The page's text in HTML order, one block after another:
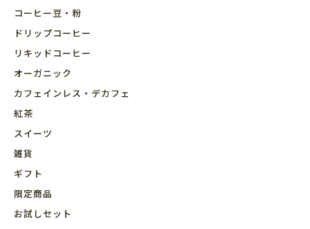
コーヒー豆・粉
ドリップコーヒー
リキッドコーヒー
オーガニック
カフェインレス・デカフェ
紅茶
スイーツ
雑貨
ギフト
限定商品
お試しセット